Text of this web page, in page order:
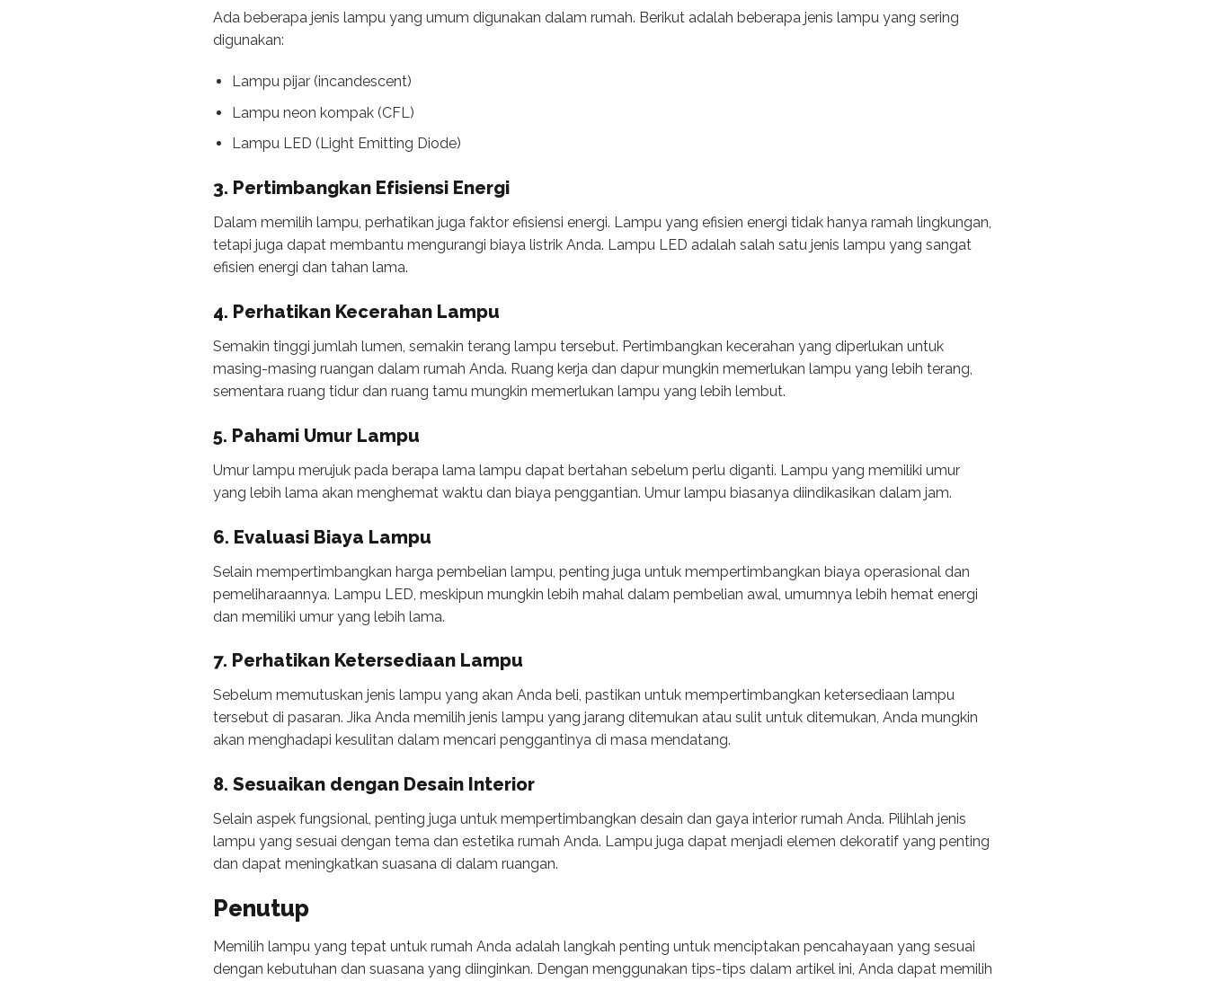
Ada beberapa jenis lampu yang umum digunakan dalam rumah. Berikut adalah beberapa jenis lampu yang sering
digunakan:
Lampu pijar (incandescent)
Lampu neon kompak (CFL)
Lampu LED (Light Emitting Diode)
3. Pertimbangkan Efisiensi Energi
Dalam memilih lampu, perhatikan juga faktor efisiensi energi. Lampu yang efisien energi tidak hanya ramah lingkungan,
tetapi juga dapat membantu mengurangi biaya listrik Anda. Lampu LED adalah salah satu jenis lampu yang sangat
efisien energi dan tahan lama.
4. Perhatikan Kecerahan Lampu
Semakin tinggi jumlah lumen, semakin terang lampu tersebut. Pertimbangkan kecerahan yang diperlukan untuk
masing-masing ruangan dalam rumah Anda. Ruang kerja dan dapur mungkin memerlukan lampu yang lebih terang,
sementara ruang tidur dan ruang tamu mungkin memerlukan lampu yang lebih lembut.
5. Pahami Umur Lampu
Umur lampu merujuk pada berapa lama lampu dapat bertahan sebelum perlu diganti. Lampu yang memiliki umur
yang lebih lama akan menghemat waktu dan biaya penggantian. Umur lampu biasanya diindikasikan dalam jam.
6. Evaluasi Biaya Lampu
Selain mempertimbangkan harga pembelian lampu, penting juga untuk mempertimbangkan biaya operasional dan
pemeliharaannya. Lampu LED, meskipun mungkin lebih mahal dalam pembelian awal, umumnya lebih hemat energi
dan memiliki umur yang lebih lama.
7. Perhatikan Ketersediaan Lampu
Sebelum memutuskan jenis lampu yang akan Anda beli, pastikan untuk mempertimbangkan ketersediaan lampu
tersebut di pasaran. Jika Anda memilih jenis lampu yang jarang ditemukan atau sulit untuk ditemukan, Anda mungkin
akan menghadapi kesulitan dalam mencari penggantinya di masa mendatang.
8. Sesuaikan dengan Desain Interior
Selain aspek fungsional, penting juga untuk mempertimbangkan desain dan gaya interior rumah Anda. Pilihlah jenis
lampu yang sesuai dengan tema dan estetika rumah Anda. Lampu juga dapat menjadi elemen dekoratif yang penting
dan dapat meningkatkan suasana di dalam ruangan.
Penutup
Memilih lampu yang tepat untuk rumah Anda adalah langkah penting untuk menciptakan pencahayaan yang sesuai
dengan kebutuhan dan suasana yang diinginkan. Dengan menggunakan tips-tips dalam artikel ini, Anda dapat memilih